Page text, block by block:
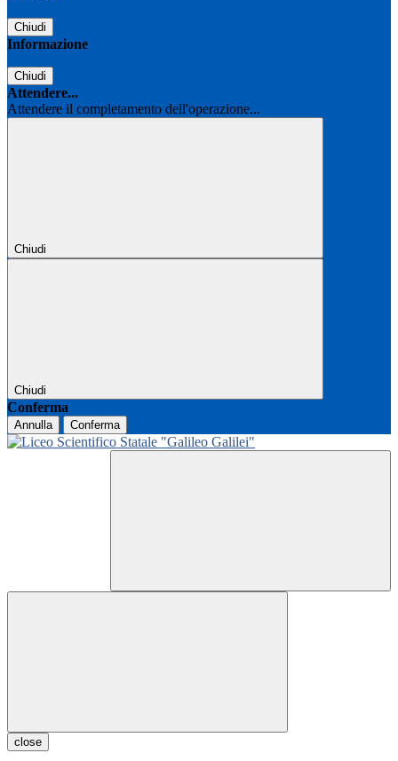
Chiudi
Informazione
Chiudi
Attendere...
Attendere il completamento dell'operazione...
Chiudi
Chiudi
Conferma
Annulla Conferma
close